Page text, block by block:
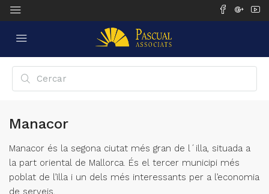
Manacor
Manacor és la segona ciutat més gran de l´illa, situada a
la part oriental de Mallorca. És el tercer municipi més
poblat de l’illa i un dels més interessants per a l’economia
de serveis.